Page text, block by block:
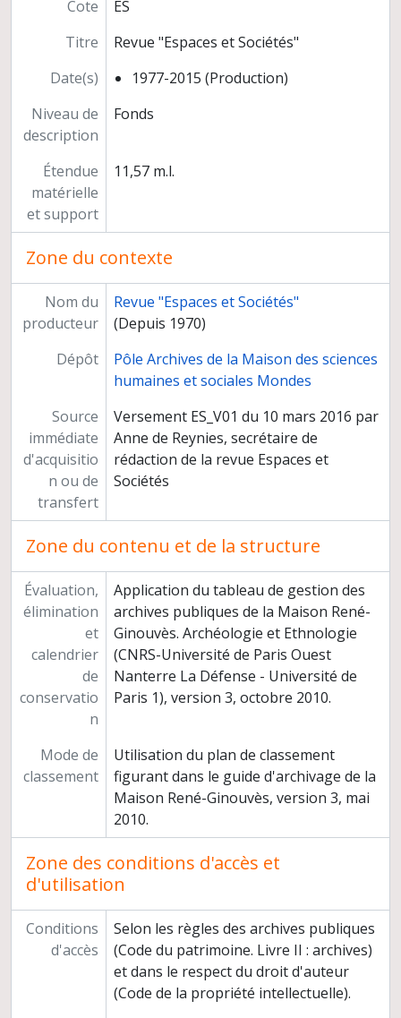
Cote
ES
Titre
Revue "Espaces et Sociétés"
Date(s)
1977-2015 (Production)
Niveau de
description
Fonds
Étendue
matérielle
et support
11,57 m.l.
Zone du contexte
Nom du
producteur
Revue "Espaces et Sociétés"
(Depuis 1970)
Dépôt
Pôle Archives de la Maison des sciences
humaines et sociales Mondes
Source
immédiate
d'acquisitio
n ou de
transfert
Versement ES_V01 du 10 mars 2016 par
Anne de Reynies, secrétaire de
rédaction de la revue Espaces et
Sociétés
Zone du contenu et de la structure
Évaluation,
élimination
et
calendrier
de
conservatio
n
Application du tableau de gestion des
archives publiques de la Maison René-
Ginouvès. Archéologie et Ethnologie
(CNRS-Université de Paris Ouest
Nanterre La Défense - Université de
Paris 1), version 3, octobre 2010.
Mode de
classement
Utilisation du plan de classement
figurant dans le guide d'archivage de la
Maison René-Ginouvès, version 3, mai
2010.
Zone des conditions d'accès et
d'utilisation
Conditions
d'accès
Selon les règles des archives publiques
(Code du patrimoine. Livre II : archives)
et dans le respect du droit d'auteur
(Code de la propriété intellectuelle).